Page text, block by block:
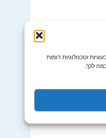
וטכנולוגיות דומות
לכך.
מסחרית.
כמו למשל –
חברות של
שלה.